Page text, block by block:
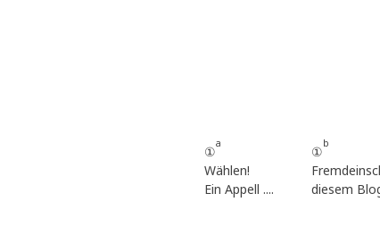
①
a
Wählen!
Ein Appell ....
①
b
diesem